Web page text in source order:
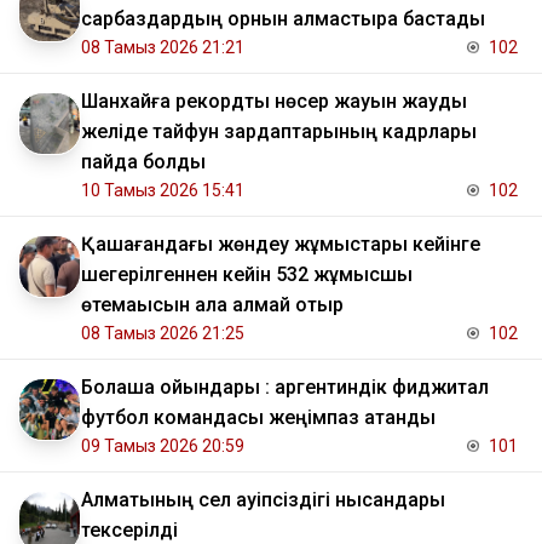
сарбаздардың орнын алмастыра бастады
08 Тамыз 2026 21:21 102
Шанхайға рекордтық нөсер жауын жауды
желіде тайфун зардаптарының кадрлары
пайда болды
10 Тамыз 2026 15:41 102
Қашағандағы жөндеу жұмыстары кейінге
шегерілгеннен кейін 532 жұмысшы
өтемақысын ала алмай отыр
08 Тамыз 2026 21:25 102
Болашақ ойындары : аргентиндік фиджитал
футбол командасы жеңімпаз атанды
09 Тамыз 2026 20:59 101
Алматының сел қауіпсіздігі нысандары
тексерілді